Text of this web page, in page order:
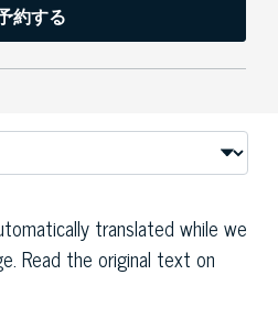
約する
translated while we
Read the original text on